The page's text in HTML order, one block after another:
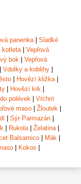
panenka| Sladké
kotleta| Vepřová
bok
Vepřová
Vdolky a koblihy
Hovězí kližka|
Hovězí krk
polévek
Vrchní
maso Žloutek
Sýr Parmazán
Rukola| Želatina|
Balsamico Mák
Kokos